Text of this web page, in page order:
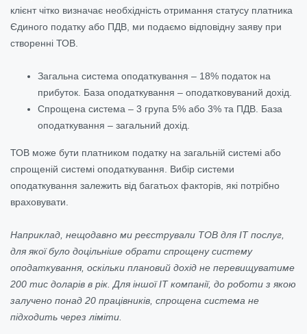
клієнт чітко визначає необхідність отримання статусу платника
Єдиного податку або ПДВ, ми подаємо відповідну заяву при
створенні ТОВ.
Загальна система оподаткування – 18% податок на
прибуток. База оподаткування – оподатковуваний дохід.
Спрощена система – 3 група 5% або 3% та ПДВ. База
оподаткування – загальний дохід.
ТОВ може бути платником податку на загальній системі або
спрощеній системі оподаткування. Вибір системи
оподаткування залежить від багатьох факторів, які потрібно
враховувати.
Наприклад, нещодавно ми реєстрували ТОВ для ІТ послуг,
для якої було доцільніше обрати спрощену систему
оподаткування, оскільки плановий дохід не перевищуватиме
200 тис доларів в рік. Для іншої ІТ компанії, до роботи з якою
залучено понад 20 працівників, спрощена система не
підходить через ліміти.